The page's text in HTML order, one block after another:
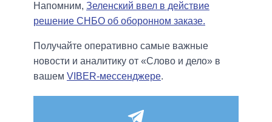
Напомним, Зеленский ввел в действие
решение СНБО об оборонном заказе.
Получайте оперативно самые важные
новости и аналитику от «Слово и дело» в
вашем VIBER-мессенджере.